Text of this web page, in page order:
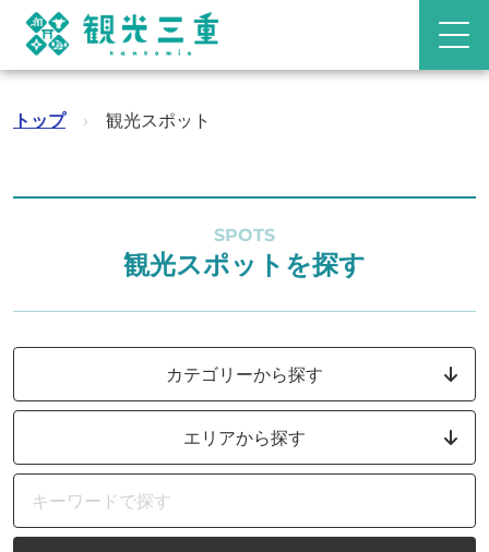
トップ › 観光スポット
SPOTS
観光スポットを探す
カテゴリーから探す
エリアから探す